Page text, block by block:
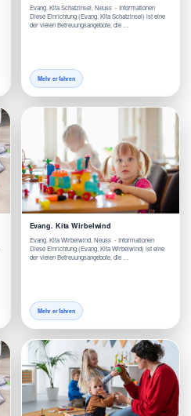
Evang. Kita Schatzinsel, Neuss - Informationen
Diese Einrichtung (Evang. Kita Schatzinsel) ist eine
der vielen Betreuungsangebote, die …
Mehr erfahren
Evang. Kita Wirbelwind
Evang. Kita Wirbelwind, Neuss - Informationen
Diese Einrichtung (Evang. Kita Wirbelwind) ist eine
der vielen Betreuungsangebote, die …
Mehr erfahren